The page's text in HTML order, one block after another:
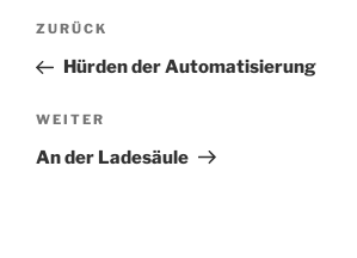
Beitragsnavigation
Vorheriger
Beitrag
ZURÜCK
Hürden der Automatisierung
Nächster
Beitrag
WEITER
An der Ladesäule